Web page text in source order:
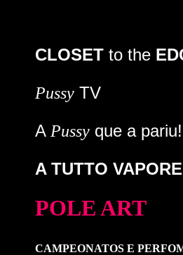
CLOSET to the
Pussy TV
A Pussy que a pariu!
A TUTTO
POLE ART
CAMPEONATOS E